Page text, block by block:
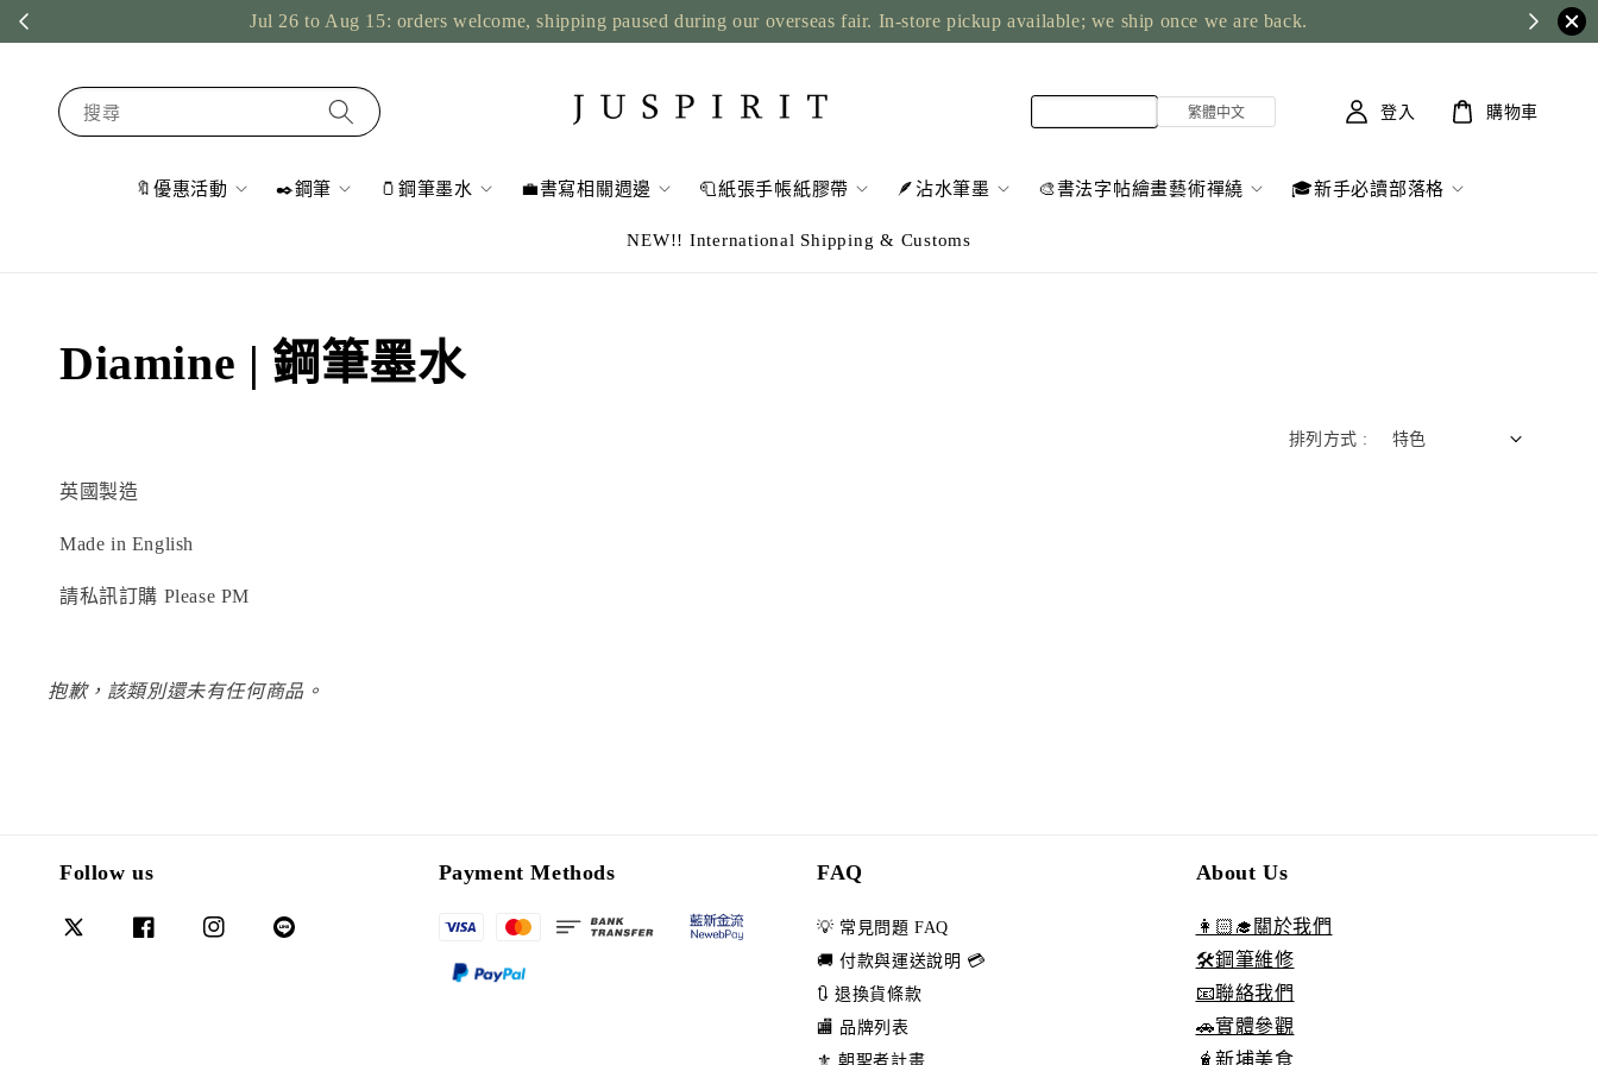
Jul 26 to Aug 15: orders welcome, shipping paused during our overseas fair. In-store pickup available; we ship once we are back.
搜尋
🔖優惠活動 ✒️鋼筆 🫙鋼筆墨水 💼書寫相關週邊 🧻紙張手帳紙膠帶 🪶沾水筆墨 🎨書法字帖繪畫藝術禪繞 🎓新手必讀部落格
NEW!! International Shipping & Customs
登入 購物車
Diamine | 鋼筆墨水
排列方式 :
英國製造
Made in English
請私訊訂購 Please PM
抱歉，該類別還未有任何商品。
Follow us Payment Methods FAQ
💡 常見問題 FAQ
🚚 付款與運送說明 💳
🔃 退換貨條款
🏬 品牌列表
⚜️ 朝聖者計畫
About Us
👩🏻‍🎓關於我們
🛠️鋼筆維修
📧聯絡我們
🚗實體參觀
🧋新埔美食